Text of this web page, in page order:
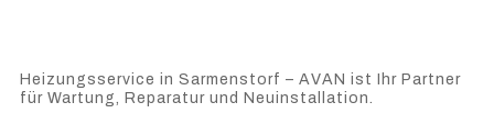
Heizungsservice in Sarmenstorf – AVAN ist Ihr Partner
für Wartung, Reparatur und Neuinstallation.